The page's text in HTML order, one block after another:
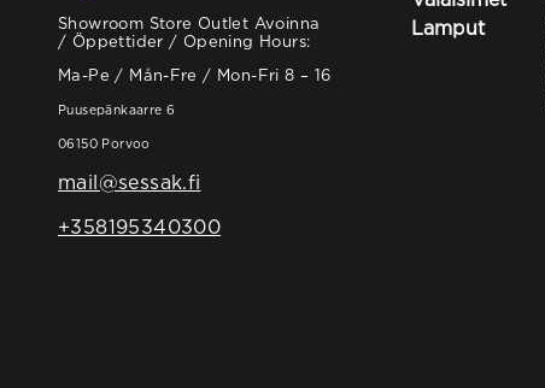
Showroom Store Outlet Avoinna
/ Öppettider / Opening Hours:
Ma-Pe / Mån-Fre / Mon-Fri 8 – 16
Puusepänkaarre 6
06150 Porvoo
mail@sessak.fi
+358195340300
Lamput